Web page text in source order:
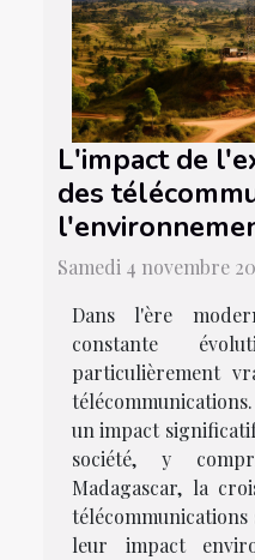
L'impact de
des
Samedi 4 novembre
Dans l'ère
constante
particulièrement
un impact
société, y
Madagascar, la
télécommunications
leur impact